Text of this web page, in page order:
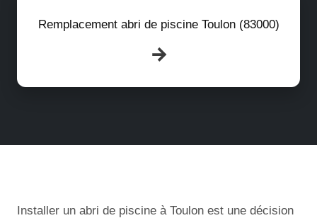
Remplacement abri de piscine Toulon (83000)
Installer un abri de piscine à Toulon est une décision